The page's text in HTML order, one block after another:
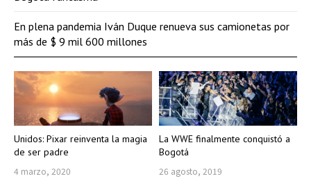
Unidos: Pixar reinventa la magia
de ser padre
4 marzo, 2020
La WWE finalmente conquistó a
Bogotá
26 agosto, 2019
En plena pandemia Iván Duque renueva sus camionetas por
más de $ 9 mil 600 millones